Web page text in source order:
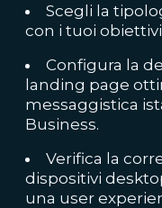
Scegli la
con i tuoi
Configura la
landing page
messaggistica
Business.
Verifica la
dispositivi
una user